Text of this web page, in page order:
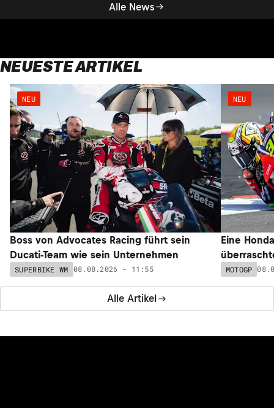
Alle News
NEUESTE ARTIKEL
Alle Artikel
NEU
Boss von Advocates Racing führt sein
Ducati-Team wie sein Unternehmen
SUPERBIKE WM 08.08.2026 - 11:55
NEU
Eine
MOTOGP